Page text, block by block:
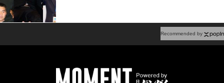
Recommended by